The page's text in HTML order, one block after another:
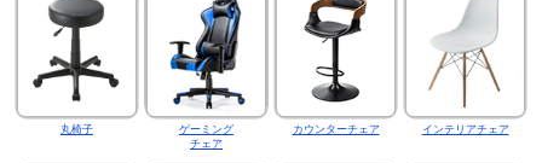
丸椅子
ゲーミング
チェア
カウンターチェア インテリアチェア